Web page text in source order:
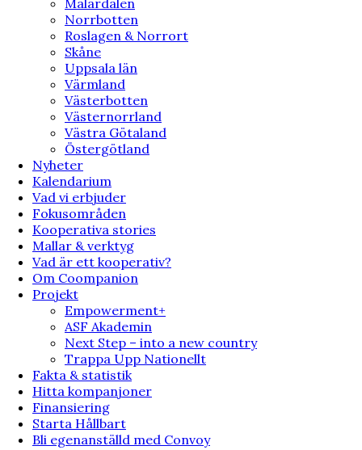
Mälardalen
Norrbotten
Roslagen & Norrort
Skåne
Uppsala län
Värmland
Västerbotten
Västernorrland
Västra Götaland
Östergötland
Nyheter
Kalendarium
Vad vi erbjuder
Fokusområden
Kooperativa stories
Mallar & verktyg
Vad är ett kooperativ?
Om Coompanion
Projekt
Empowerment+
ASF Akademin
Next Step – into a new country
Trappa Upp Nationellt
Fakta & statistik
Hitta kompanjoner
Finansiering
Starta Hållbart
Bli egenanställd med Convoy